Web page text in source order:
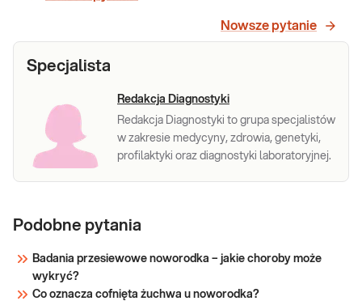
8 genu SMN1
określeniem
liczby kopii
genów SMN1
i SMN2 - test
MLPA
delecji eksonów 7 i 8 genu SMN1 wraz z
- test MLPA. Badanie wykonywane w
diagnostyce i określeniu rokowań SMA.
Nowsze pytanie
Specjalista
Redakcja Diagnostyki
Redakcja Diagnostyki to grupa specjalistów
w zakresie medycyny, zdrowia, genetyki,
profilaktyki oraz diagnostyki laboratoryjnej.
Podobne pytania
Badania przesiewowe noworodka – jakie choroby może
wykryć?
Co oznacza cofnięta żuchwa u noworodka?